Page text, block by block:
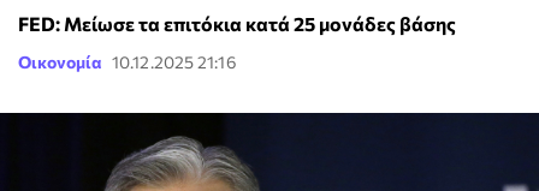
FED: Μείωσε τα επιτόκια κατά 25 μονάδες βάσης
Οικονομία 10.12.2025 21:16